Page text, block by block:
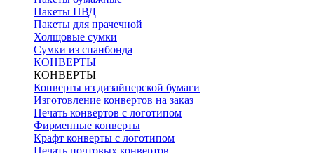
Пакеты ПВД
Пакеты для прачечной
Холщовые сумки
Сумки из спанбонда
КОНВЕРТЫ
КОНВЕРТЫ
Конверты из дизайнерской бумаги
Изготовление конвертов на заказ
Печать конвертов с логотипом
Фирменные конверты
Крафт конверты с логотипом
Печать почтовых конвертов